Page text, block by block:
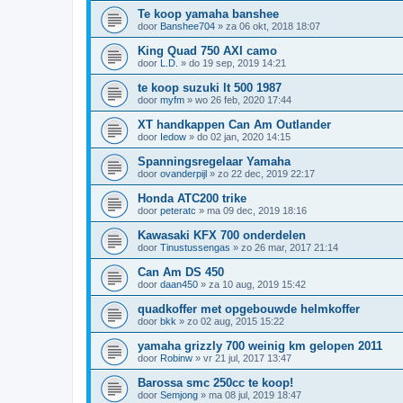
Te koop yamaha banshee
door Banshee704 » za 06 okt, 2018 18:07
King Quad 750 AXI camo
door L.D. » do 19 sep, 2019 14:21
te koop suzuki lt 500 1987
door myfm » wo 26 feb, 2020 17:44
XT handkappen Can Am Outlander
door Iedow » do 02 jan, 2020 14:15
Spanningsregelaar Yamaha
door ovanderpijl » zo 22 dec, 2019 22:17
Honda ATC200 trike
door peteratc » ma 09 dec, 2019 18:16
Kawasaki KFX 700 onderdelen
door Tinustussengas » zo 26 mar, 2017 21:14
Can Am DS 450
door daan450 » za 10 aug, 2019 15:42
quadkoffer met opgebouwde helmkoffer
door bkk » zo 02 aug, 2015 15:22
yamaha grizzly 700 weinig km gelopen 2011
door Robinw » vr 21 jul, 2017 13:47
Barossa smc 250cc te koop!
door Semjong » ma 08 jul, 2019 18:47